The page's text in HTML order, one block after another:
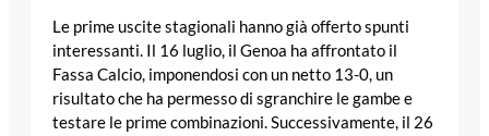
Le prime uscite stagionali hanno già offerto spunti
interessanti. Il 16 luglio, il Genoa ha affrontato il
Fassa Calcio, imponendosi con un netto 13-0, un
risultato che ha permesso di sgranchire le gambe e
testare le prime combinazioni. Successivamente, il 26